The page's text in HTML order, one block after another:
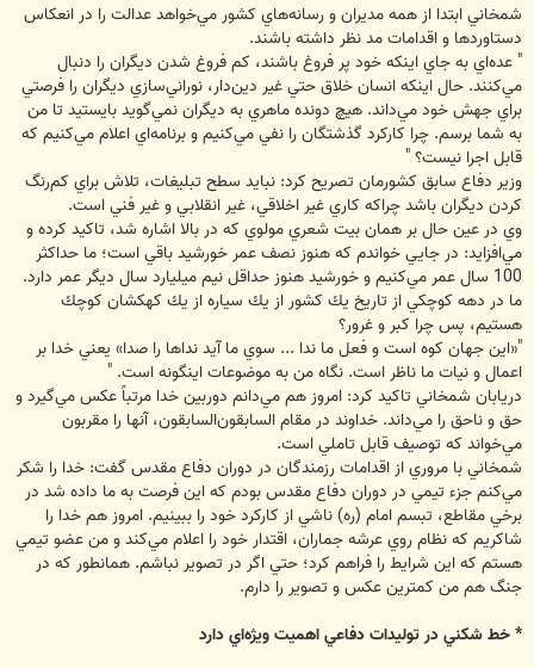
شمخاني ابتدا از همه مديران و رسانه‌هاي كشور مي‌خواهد عدالت را در انعكاس
دستاوردها و اقدامات مد نظر داشته باشند.
" عده‌اي به جاي اينكه خود پر فروغ باشند، كم فروغ شدن ديگران را دنبال
مي‌كنند. حال اينكه انسان خلاق حتي غير دين‌دار، نوراني‌سازي ديگران را فرصتي
براي جهش خود مي‌داند. هيچ دونده ماهري به ديگران نمي‌گويد بايستيد تا من
به شما برسم. چرا كاركرد گذشتگان را نفي مي‌كنيم و برنامه‌اي اعلام مي‌كنيم كه
قابل اجرا نيست؟ "
وزير دفاع سابق كشورمان تصريح كرد: نبايد سطح تبليغات، تلاش براي كم‌رنگ
كردن ديگران باشد چراكه كاري غير اخلاقي، غير انقلابي و غير فني است.
وي در عين حال بر همان بيت شعري مولوي كه در بالا اشاره شد، تاكيد كرده و
مي‌افزايد: در جايي خواندم كه هنوز نصف عمر خورشيد باقي است؛ ما حداكثر
100 سال عمر مي‌كنيم و خورشيد هنوز حداقل نيم ميليارد سال ديگر عمر دارد.
ما در دهه كوچكي از تاريخ يك كشور از يك سياره از يك كهكشان كوچك
هستيم، پس چرا كبر و غرور؟
"«اين جهان كوه است و فعل ما ندا ... سوي ما آيد نداها را صدا» يعني خدا بر
اعمال و نيات ما ناظر است. نگاه من به موضوعات اينگونه است. "
دريابان شمخاني تاكيد كرد: امروز هم مي‌دانم دوربين خدا مرتباً عكس مي‌گيرد و
حق و ناحق را مي‌داند. خداوند در مقام السابقون‌السابقون، آنها را مقربون
مي‌خواند كه توصيف قابل تاملي است.
شمخاني با مروري از اقدامات رزمندگان در دوران دفاع مقدس گفت: خدا را شكر
مي‌كنم جزء تيمي در دوران دفاع مقدس بودم كه اين فرصت به ما داده شد در
برخي مقاطع، تبسم امام (ره) ناشي از كاركرد خود را ببينيم. امروز هم خدا را
شاكريم كه نظام روي عرشه جماران، اقتدار خود را اعلام مي‌كند و من عضو تيمي
هستم كه اين شرايط را فراهم كرد؛ حتي اگر در تصوير نباشم. همانطور كه در
جنگ هم من كمترين عكس و تصوير را دارم.
* خط شكني در توليدات دفاعي اهميت ويژه‌اي دارد